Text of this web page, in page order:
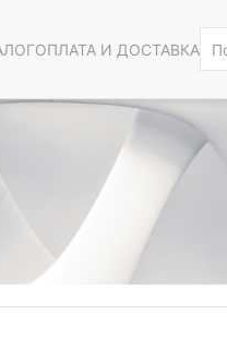
ОПЛАТА И ДОСТАВКА